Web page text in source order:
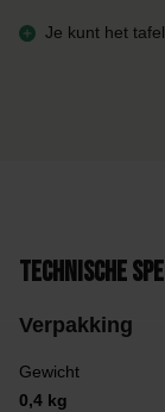
Je kunt het
Technische
Verpakking
Gewicht
0,4 kg